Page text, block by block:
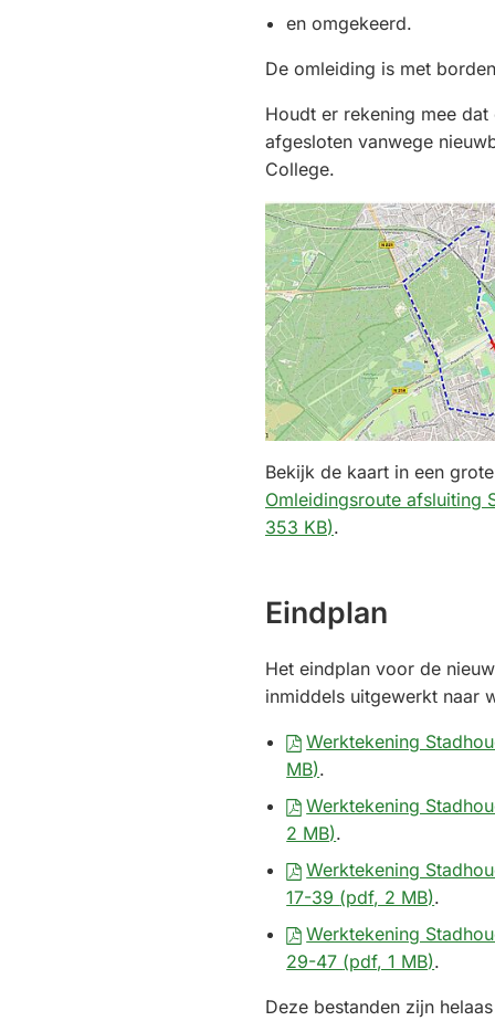
en omgekeerd.
De omleiding is met
Houdt er rekening mee
afgesloten vanwege
College.
Bekijk de kaart in een
Omleidingsroute afsluiting
353 KB).
Eindplan
Het eindplan voor de
inmiddels uitgewerkt naar
Werktekening
MB).
Werktekening
2 MB).
Werktekening
17-39 (pdf, 2 MB).
Werktekening
29-47 (pdf, 1 MB).
Deze bestanden zijn